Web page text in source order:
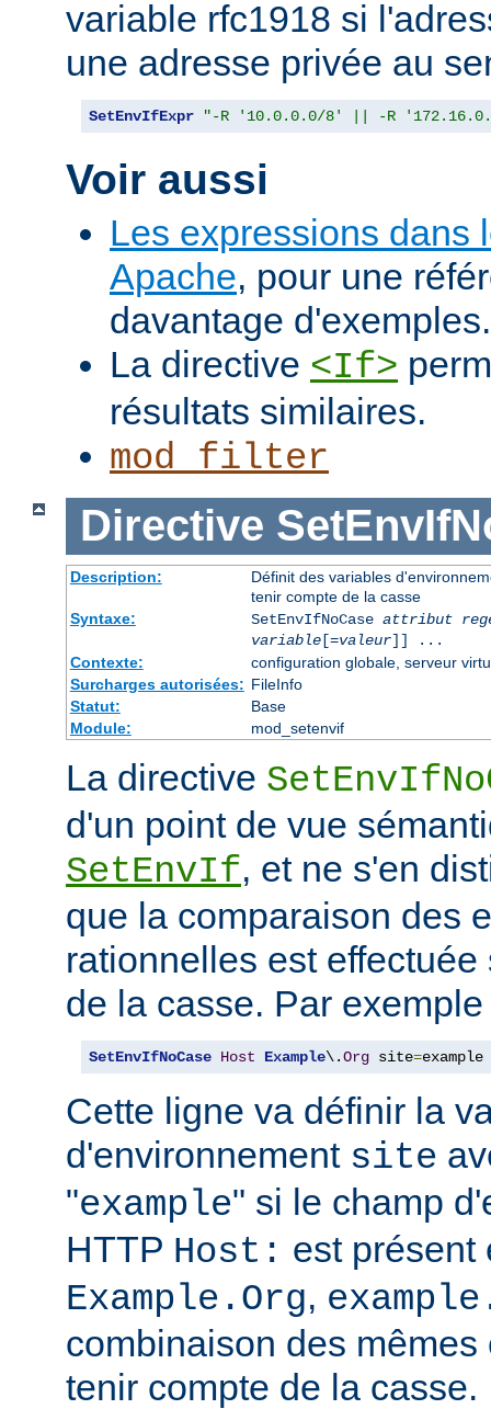
variable rfc1918 si
une adresse privée au
SetEnvIfExpr "-R '10.0.0.0/8' || -R
Voir aussi
Les expressions dans
Apache, pour une
davantage d'exemples.
La directive <If>
résultats similaires.
mod_filter
Directive
Description:
Définit des variables
tenir compte de la casse
Syntaxe:
SetEnvIfNoCase attribut
variable[=valeur]] ...
Contexte:
configuration globale, serveur
Surcharges autorisées: FileInfo
Statut:
Base
Module:
mod_setenvif
La directive
d'un point de vue
SetEnvIf, et ne s'en
que la comparaison des
rationnelles est
de la casse. Par exemple
SetEnvIfNoCase Host Example\.Org site=example
Cette ligne va définir la
d'environnement site
"example" si le champ
HTTP Host: est présent
Example.Org,
combinaison des
tenir compte de la casse.